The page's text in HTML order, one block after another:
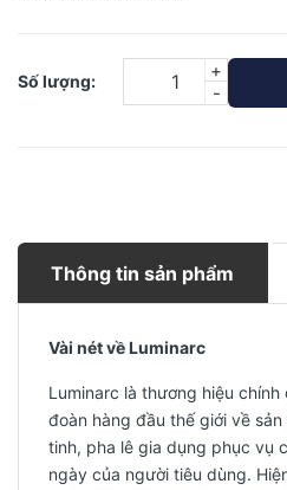
Số lượng:
-
+
Thông tin sản phẩm
Vài nét về Luminarc
Luminarc là thương hiệu
đoàn hàng đầu thế giới về
tinh, pha lê gia dụng phục vụ
ngày của người tiêu dùng.